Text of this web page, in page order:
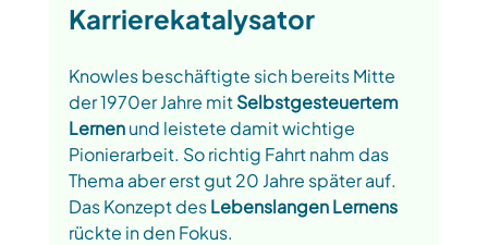
Karrierekatalysator
Knowles beschäftigte sich bereits Mitte
der 1970er Jahre mit Selbstgesteuertem
Lernen und leistete damit wichtige
Pionierarbeit. So richtig Fahrt nahm das
Thema aber erst gut 20 Jahre später auf.
Das Konzept des Lebenslangen Lernens
rückte in den Fokus.